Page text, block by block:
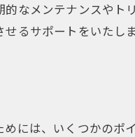
なメンテナンスや
るサポートをいたしま
には、いくつかの